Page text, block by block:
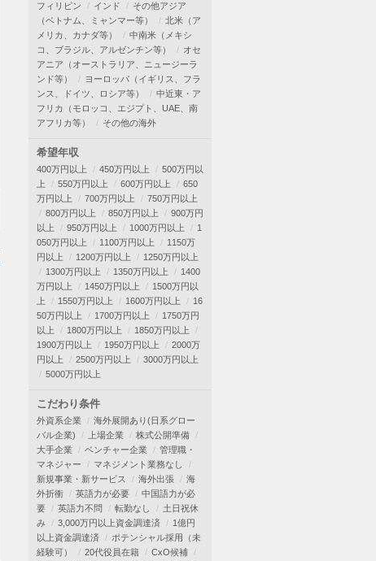
フィリピン
インド
その他アジア
（ベトナム、ミャンマー等）
北米（ア
メリカ、カナダ等）
中南米（メキシ
コ、ブラジル、アルゼンチン等）
オセ
アニア（オーストラリア、ニュージーラ
ンド等）
ヨーロッパ（イギリス、フラ
ンス、ドイツ、ロシア等）
中近東・ア
フリカ（モロッコ、エジプト、UAE、南
アフリカ等）
その他の海外
希望年収
400万円以上 450万円以上
500万円以
上
550万円以上 600万円以上
650
万円以上
700万円以上
750万円以上
800万円以上
850万円以上
900万円
以上
950万円以上 1000万円以上
1
050万円以上
1100万円以上
1150万
円以上
1200万円以上
1250万円以上
1300万円以上
1350万円以上
1400
万円以上
1450万円以上
1500万円以
上
1550万円以上 1600万円以上
16
50万円以上
1700万円以上
1750万円
以上
1800万円以上
1850万円以上
1900万円以上
1950万円以上
2000万
円以上
2500万円以上
3000万円以上
5000万円以上
こだわり条件
外資系企業
海外展開あり(日系グロー
バル企業)
上場企業
株式公開準備
大手企業
ベンチャー企業
管理職・
マネジャー
マネジメント業務なし
新規事業・新サービス
海外出張
海
外折衝
英語力が必要
中国語力が必
要
英語力不問 転勤なし
土日祝休
み
3,000万円以上資金調達済
1億円
以上資金調達済
ポテンシャル採用（未
経験可）
20代役員在籍
CxO候補